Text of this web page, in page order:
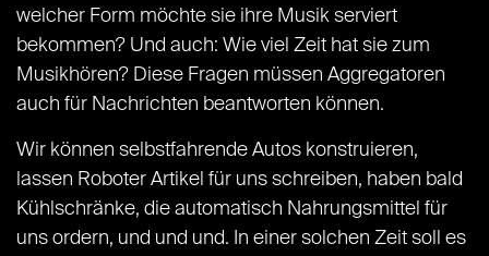
welcher Form möchte sie ihre Musik serviert
bekommen? Und auch: Wie viel Zeit hat sie zum
Musikhören? Diese Fragen müssen Aggregatoren
auch für Nachrichten beantworten können.
Wir können selbstfahrende Autos konstruieren,
lassen Roboter Artikel für uns schreiben, haben bald
Kühlschränke, die automatisch Nahrungsmittel für
uns ordern, und und und. In einer solchen Zeit soll es